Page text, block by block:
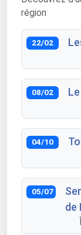
région
22/02
08/02
04/10
05/07
de